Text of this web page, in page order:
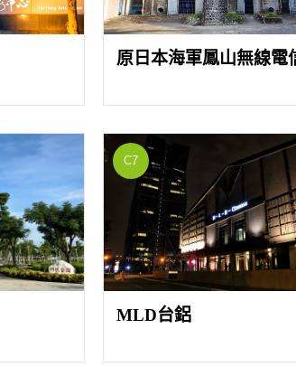
原日本海軍鳳山無線電
C7
MLD台鋁